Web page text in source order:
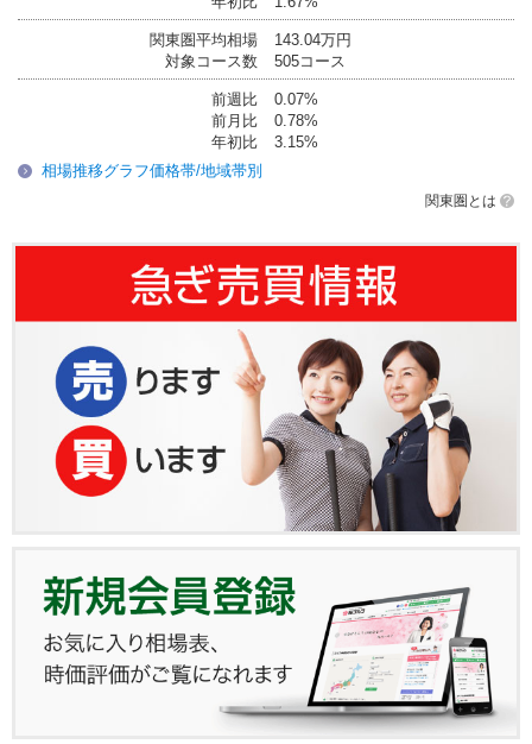
関東圏平均相場
143.04万円
対象コース数
505コース
前週比
0.07%
前月比
0.78%
年初比
3.15%
相場推移グラフ価格帯/地域帯別
関東圏とは